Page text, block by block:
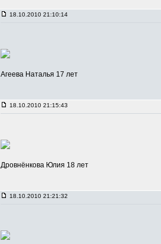
18.10.2010 21:10:14
Агеева Наталья 17 лет
18.10.2010 21:15:43
Дровнёнкова Юлия 18 лет
18.10.2010 21:21:32